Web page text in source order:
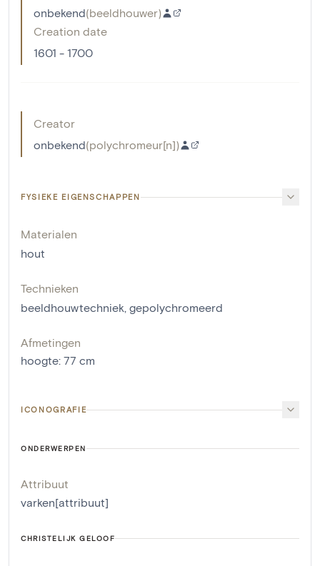
onbekend(beeldhouwer)
Creation date
1601 - 1700
Creator
onbekend(polychromeur[n])
FYSIEKE EIGENSCHAPPEN
Materialen
hout
Technieken
beeldhouwtechniek, gepolychromeerd
Afmetingen
hoogte: 77 cm
ICONOGRAFIE
ONDERWERPEN
Attribuut
varken[attribuut]
CHRISTELIJK GELOOF